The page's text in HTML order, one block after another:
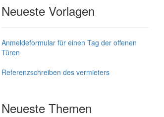
Neueste Vorlagen
Anmeldeformular für einen Tag der offenen
Türen
Referenzschreiben des vermieters
Neueste Themen